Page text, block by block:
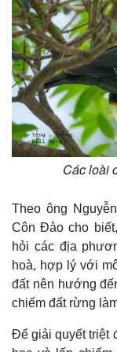
Các loài
Theo ông
Côn Đảo cho
hỏi các địa
hoà, hợp lý với
đất nên hướng
chiếm đất rừng
Để giải quyết triệt